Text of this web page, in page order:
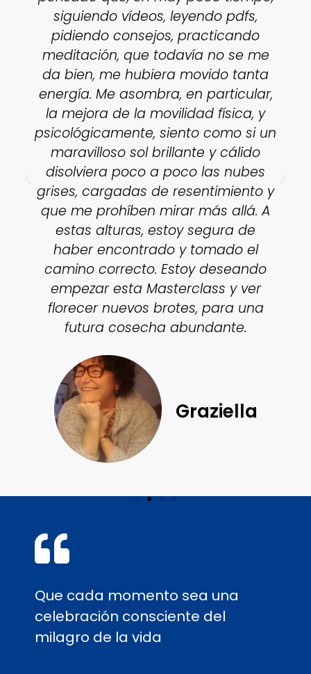
siguiendo vídeos, leyendo pdfs,
pidiendo consejos, practicando
meditación, que todavía no se me
da bien, me hubiera movido tanta
energía. Me asombra, en particular,
la mejora de la movilidad física, y
psicológicamente, siento como si un
maravilloso sol brillante y cálido
disolviera poco a poco las nubes
grises, cargadas de resentimiento y
que me prohíben mirar más allá. A
estas alturas, estoy segura de
haber encontrado y tomado el
camino correcto. Estoy deseando
empezar esta Masterclass y ver
florecer nuevos brotes, para una
futura cosecha abundante.
Graziella
Que cada momento sea una
celebración consciente del
milagro de la vida